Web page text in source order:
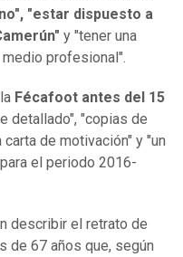
"estar dispuesto a
y "tener una
profesional".
Fécafoot antes del 15
detallado", "copias de
de motivación" y "un
el periodo 2016-
describir el retrato de
de 67 años que, según